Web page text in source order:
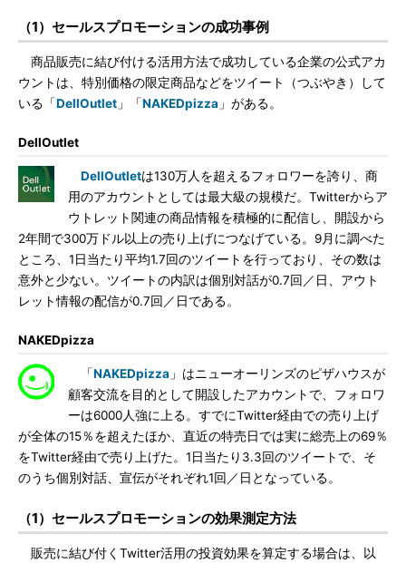
（1）セールスプロモーションの成功事例
商品販売に結び付ける活用方法で成功している企業の公式アカ
ウントは、特別価格の限定商品などをツイート（つぶやき）して
いる「DellOutlet 」「NAKEDpizza 」がある。
DellOutlet
DellOutletは130万人を超えるフォロワーを誇り、商
用のアカウントとしては最大級の規模だ。Twitterからア
ウトレット関連の商品情報を積極的に配信し、開設から
2年間で300万ドル以上の売り上げにつなげている。9月に調べた
ところ、1日当たり平均1.7回のツイートを行っており、その数は
意外と少ない。ツイートの内訳は個別対話が0.7回／日、アウト
レット情報の配信が0.7回／日である。
NAKEDpizza
「NAKEDpizza 」はニューオーリンズのピザハウスが
顧客交流を目的として開設したアカウントで、フォロワ
ーは6000人強に上る。すでにTwitter経由での売り上げ
が全体の15％を超えたほか、直近の特売日では実に総売上の69％
をTwitter経由で売り上げた。1日当たり3.3回のツイートで、そ
のうち個別対話、宣伝がそれぞれ1回／日となっている。
（1）セールスプロモーションの効果測定方法
販売に結び付くTwitter活用の投資効果を算定する場合は、以